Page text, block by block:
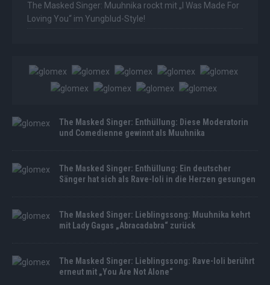
The Masked Singer: Muuhnika rockt mit „I Was Made For
Loving You“ im Yungblud-Style!
The Masked Singer: Enthüllung: Diese Moderatorin
und Comedienne gewinnt als Muuhnika
The Masked Singer: Enthüllung: Ein deutscher
Sänger hat sich als Rave-Ioli in die Herzen gesungen
The Masked Singer: Lieblingssong: Muuhnika kehrt
mit Lady Gagas „Abracadabra“ zurück
The Masked Singer: Lieblingssong: Rave-Ioli berührt
erneut mit „You Are Not Alone“